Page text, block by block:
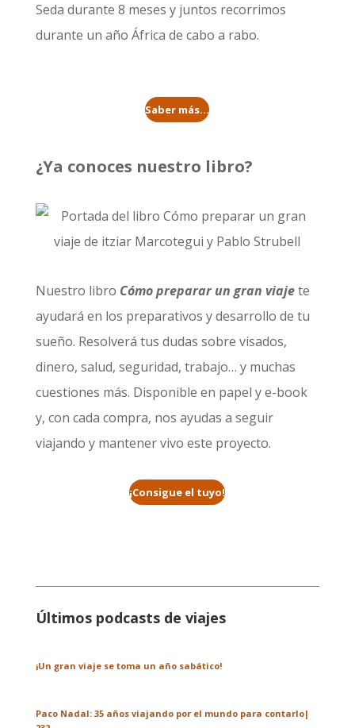
Seda durante 8 meses y juntos recorrimos
durante un año África de cabo a rabo.
Saber más...
¿Ya conoces nuestro libro?
Nuestro libro Cómo preparar un gran viajete
ayudará en los preparativos y desarrollo de tu
sueño. Resolverá tus dudas sobre visados,
dinero, salud, seguridad, trabajo… y muchas
cuestiones más. Disponible en papel y e-book
y, con cada compra, nos ayudas a seguir
viajando y mantener vivo este proyecto.
¡Consigue el tuyo!
Últimos podcasts de viajes
¡Un gran viaje se toma un año sabático!
Paco Nadal: 35 años viajando por el mundo para contarlo|